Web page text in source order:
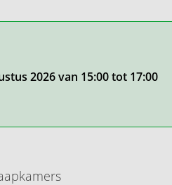
2026 van 15:00 tot 17:00